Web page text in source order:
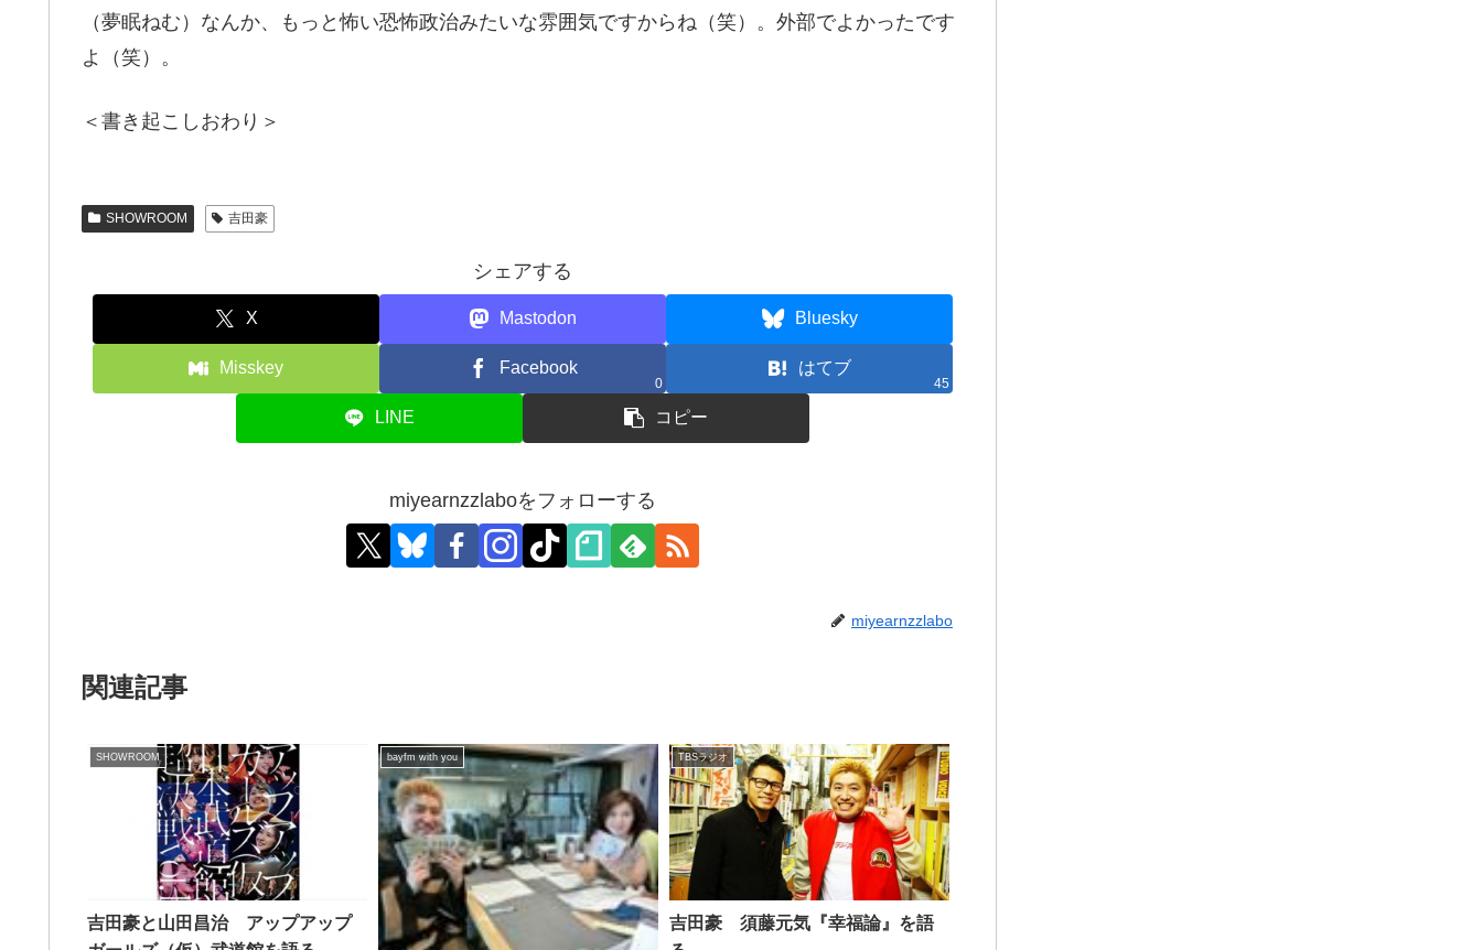
（夢眠ねむ）なんか、もっと怖い恐怖政治みたいな雰囲気ですからね（笑）。外部でよかったです
よ（笑）。
＜書き起こしおわり＞
SHOWROOM 吉田豪
シェアする
X Mastodon Bluesky
Misskey Facebook
0
はてブ
45
LINE コピー
miyearnzzlaboをフォローする
miyearnzzlabo
関連記事
SHOWROOM
吉田豪と山田昌治 アップアップ
bayfm with you TBSラジオ
吉田豪 須藤元気『幸福論』を語